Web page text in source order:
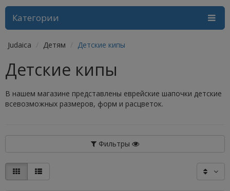
Категории
Judaica Детям Детские кипы
Детские кипы
В нашем магазине представлены еврейские шапочки детские
всевозможных размеров, форм и расцветок.
Фильтры